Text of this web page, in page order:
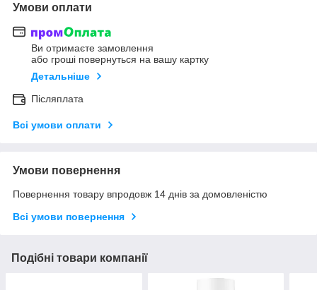
Умови оплати
Ви отримаєте замовлення
або гроші повернуться на вашу картку
Детальніше
Післяплата
Всі умови оплати
Умови повернення
Повернення товару впродовж 14 днів за домовленістю
Всі умови повернення
Подібні товари компанії